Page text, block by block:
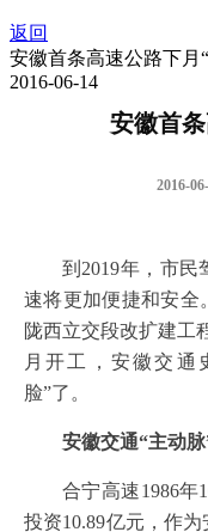
返回
安徽首条高速公路下月
2016-06-14
安徽首
2016-
到2019年，市民
速将更加便捷和安全
陇西立交段改扩建工
月开工，安徽交通
脸”了。
安徽交通“主动
合宁高速1986年
投资10.89亿元，作